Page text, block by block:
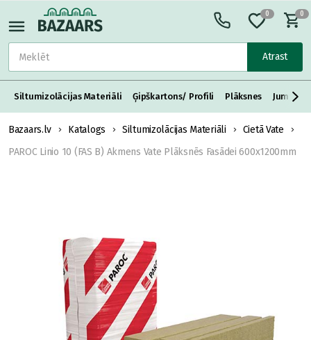
Atrast
0 0
Siltumizolācijas Materiāli Ģipškartons/ Profili Plāksnes Jumta
Bazaars.lv Katalogs Siltumizolācijas Materiāli
Cietā Vate
PAROC Linio 10 (FAS B) Akmens Vate Plāksnēs Fasādei 600x1200mm